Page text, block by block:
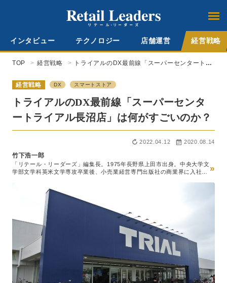
インタビュー テクノロジー 店舗運営 経営戦略
TOP 経営戦略
トライアルのDX最前線「スーパーセンタートラ
経営戦略
DX スマートストア
トライアルのDX最前線「スーパーセンタ
ートライアル長沼店」は何がすごいのか？
2022.04.12 2020.08.14
竹下浩一郎
「リテール・リーダーズ」編集長。1975年長野県上田市出身。中央大学文
学部文学科英米文学専攻卒業後、小売業経営専門出版社の商業界に入社。
間、世界最大級の食品見本市SIALパリの新商品国際審査員などを務める。
20年5月ロコガイド入社、『リテールガイド』の創刊編集長就任。24年10
月、メディアの『リテール・リーダーズ』へのリニューアルに伴い、同編
集長就任。一般社団法人日本惣菜協会『中食2030』（ダイヤモンド社）
「スーパーマーケットにおける中食の未来」執筆の他、コーネル大学リテ
ール・マネジメント・プログラム・オブ・ジャパン講師、スーパーマーケ
ットGood Action Initiatives推薦委員なども務める。ファイナンス修士
（専門職）（中央大学）。モットーは「正直であること」。
»